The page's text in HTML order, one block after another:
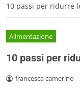
10 passi per ridurre
Alimentazione
10 passi per
francesca camerino -